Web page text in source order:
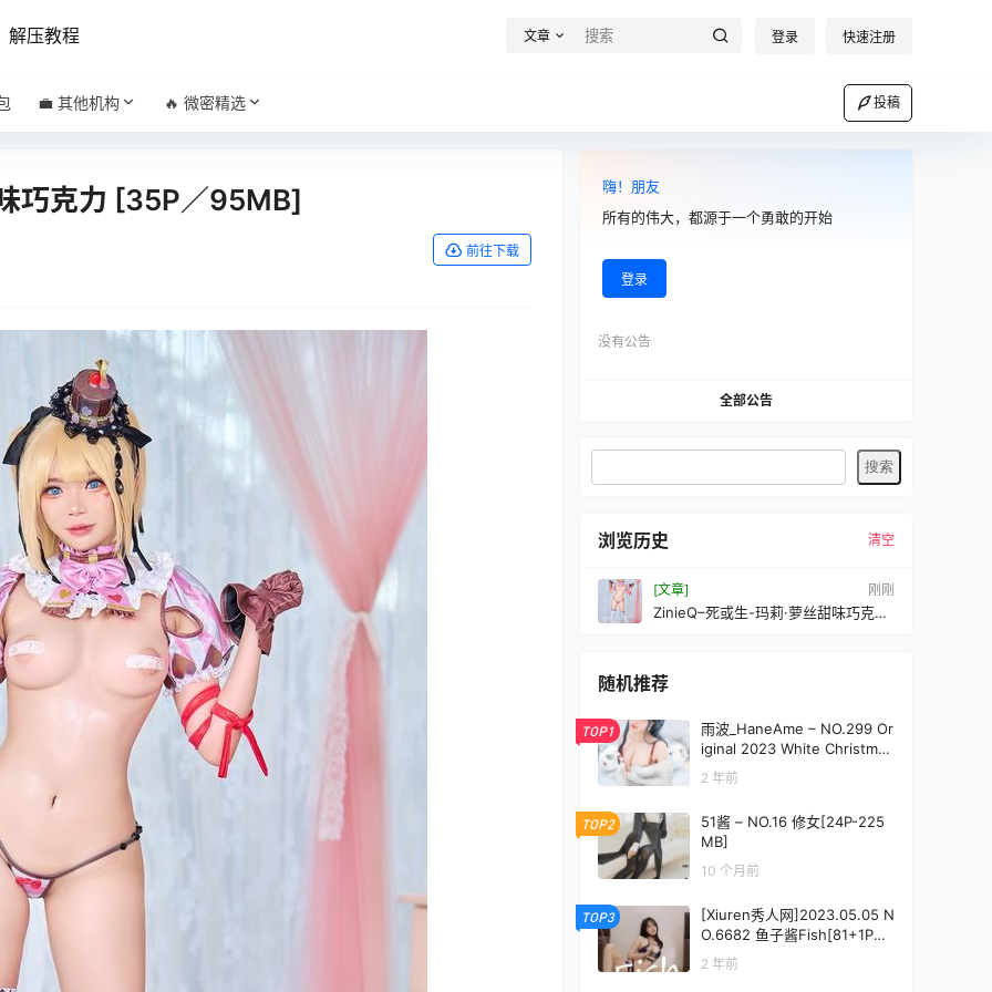
解压教程 文章 登录 快速注册
💼 其他机构 🔥 微密精选 投稿
巧克力 [35P／95MB]
前往下载
嗨！朋友
所有的伟大，都源于一个勇敢的开始
登录
没有公告
全部公告
浏览历史 清空
[文章] 刚刚
ZinieQ–死或生-玛莉·萝丝甜味巧克力
随机推荐
TOP1
雨波_HaneAme – NO.299 Or
iginal 2023 White Christmas
Moose Onesan(麋鹿姐姐)[3
8P-205M]
2 年前
TOP2
51酱 – NO.16 修女[24P-225
MB]
10 个月前
TOP3
[Xiuren秀人网]2023.05.05 N
O.6682 鱼子酱Fish[81+1P／
726MB]
2 年前